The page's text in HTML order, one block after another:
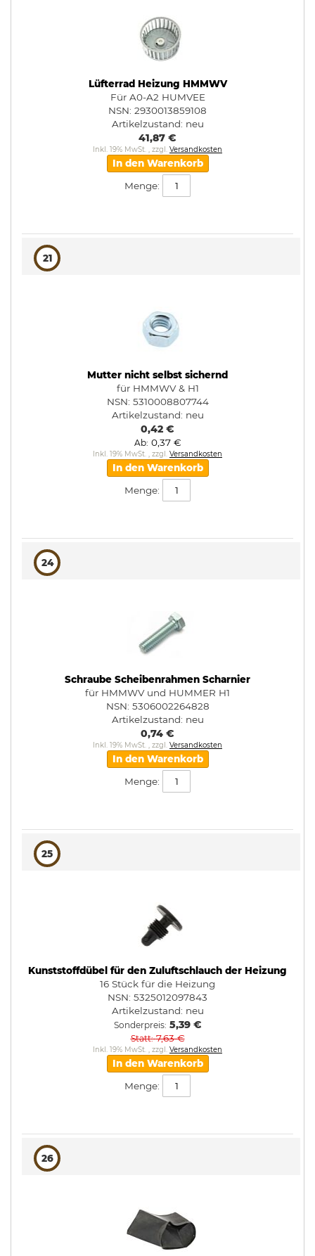
Lüfterrad Heizung HMMWV
Für A0-A2 HUMVEE
NSN: 2930013859108
Artikelzustand: neu
41,87 €
Inkl. 19% MwSt. , zzgl. Versandkosten
In den Warenkorb
Menge:
21
Mutter nicht selbst sichernd
für HMMWV & H1
NSN: 5310008807744
Artikelzustand: neu
0,42 €
Ab 0,37 €
Inkl. 19% MwSt. , zzgl. Versandkosten
In den Warenkorb
Menge:
24
Schraube Scheibenrahmen Scharnier
für HMMWV und HUMMER H1
NSN: 5306002264828
Artikelzustand: neu
0,74 €
Inkl. 19% MwSt. , zzgl. Versandkosten
In den Warenkorb
Menge:
25
Kunststoffdübel für den Zuluftschlauch der Heizung
16 Stück für die Heizung
NSN: 5325012097843
Artikelzustand: neu
Sonderpreis 5,39 €
Statt 7,63 €
Inkl. 19% MwSt. , zzgl. Versandkosten
In den Warenkorb
Menge:
26